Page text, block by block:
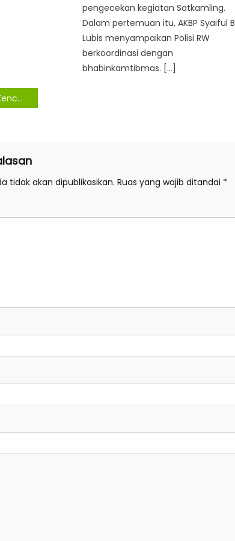
pengecekan kegiatan Satkamling.
Dalam pertemuan itu, AKBP Syaiful B
Lubis menyampaikan Polisi RW
berkoordinasi dengan
bhabinkamtibmas. […]
Samosir
tidak akan dipublikasikan. Ruas yang wajib ditandai *